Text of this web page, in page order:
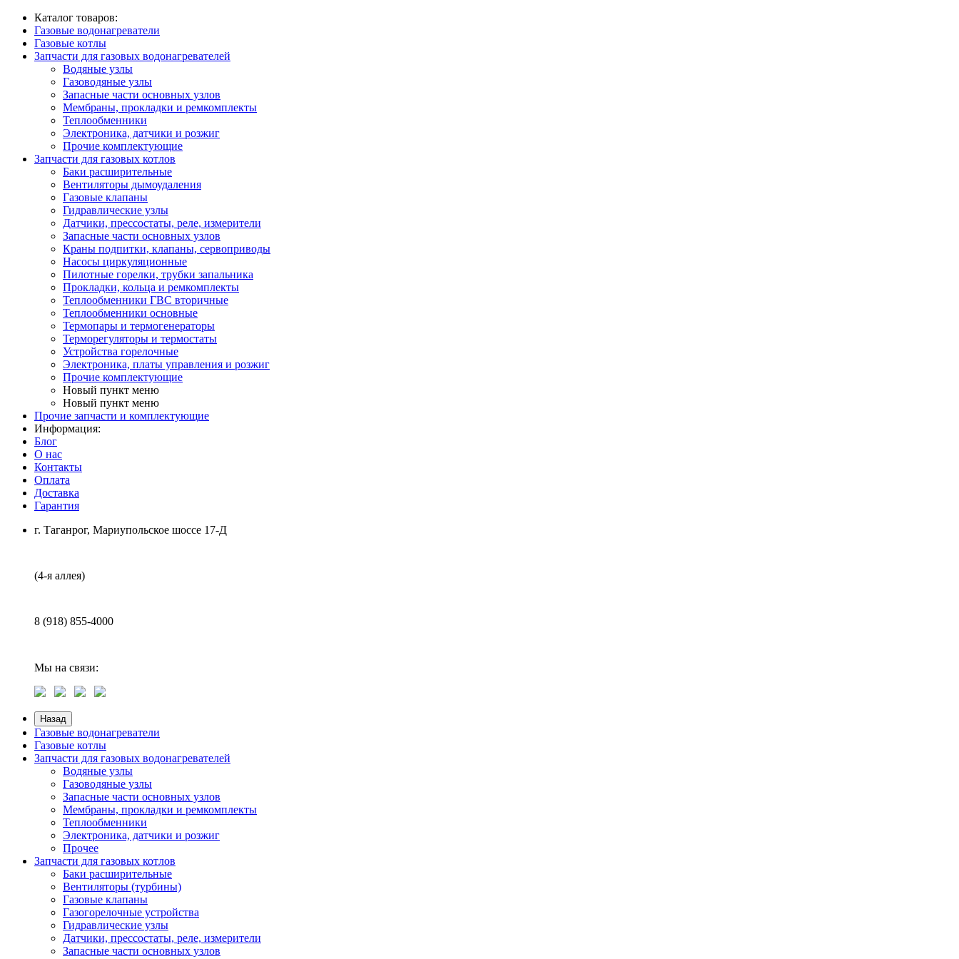
Каталог товаров:
Газовые водонагреватели
Газовые котлы
Запчасти для газовых водонагревателей
Водяные узлы
Газоводяные узлы
Запасные части основных узлов
Мембраны, прокладки и ремкомплекты
Теплообменники
Электроника, датчики и розжиг
Прочие комплектующие
Запчасти для газовых котлов
Баки расширительные
Вентиляторы дымоудаления
Газовые клапаны
Гидравлические узлы
Датчики, прессостаты, реле, измерители
Запасные части основных узлов
Краны подпитки, клапаны, сервоприводы
Насосы циркуляционные
Пилотные горелки, трубки запальника
Прокладки, кольца и ремкомплекты
Теплообменники ГВС вторичные
Теплообменники основные
Термопары и термогенераторы
Терморегуляторы и термостаты
Устройства горелочные
Электроника, платы управления и розжиг
Прочие комплектующие
Новый пункт меню
Новый пункт меню
Прочие запчасти и комплектующие
Информация:
Блог
О нас
Контакты
Оплата
Доставка
Гарантия
г. Таганрог, Мариупольское шоссе 17-Д
(4-я аллея)
8 (918) 855-4000
Мы на связи:
Назад
Газовые водонагреватели
Газовые котлы
Запчасти для газовых водонагревателей
Водяные узлы
Газоводяные узлы
Запасные части основных узлов
Мембраны, прокладки и ремкомплекты
Теплообменники
Электроника, датчики и розжиг
Прочее
Запчасти для газовых котлов
Баки расширительные
Вентиляторы (турбины)
Газовые клапаны
Газогорелочные устройства
Гидравлические узлы
Датчики, прессостаты, реле, измерители
Запасные части основных узлов